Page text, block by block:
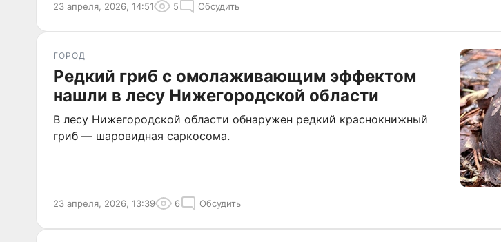
23 апреля, 2026, 14:51 5 Обсудить
ГОРОД
Редкий гриб с омолаживающим эффектом
нашли в лесу Нижегородской области
В лесу Нижегородской области обнаружен редкий краснокнижный
гриб — шаровидная саркосома.
23 апреля, 2026, 13:39 6 Обсудить